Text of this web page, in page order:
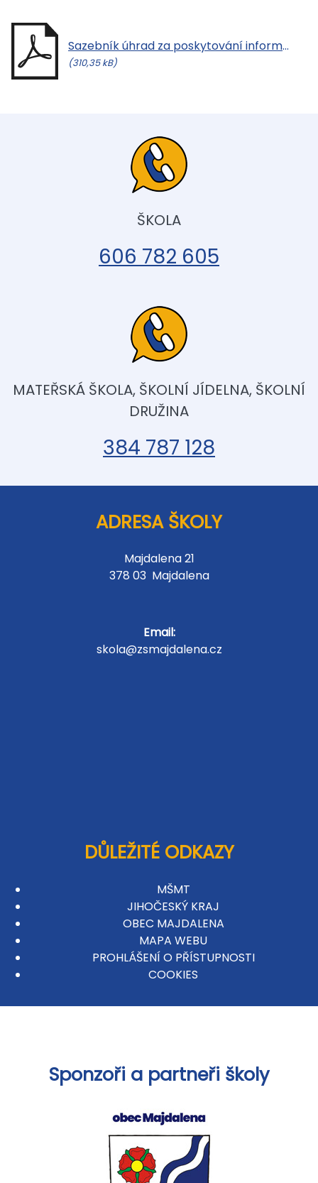
Sazebník úhrad za poskytování informací.pdf
(310,35 kB)
ŠKOLA
606 782 605
MATEŘSKÁ ŠKOLA, ŠKOLNÍ JÍDELNA, ŠKOLNÍ
DRUŽINA
384 787 128
ADRESA ŠKOLY
Majdalena 21
378 03 Majdalena
Email:
skola@zsmajdalena.cz
DŮLEŽITÉ ODKAZY
MŠMT
JIHOČESKÝ KRAJ
OBEC MAJDALENA
MAPA WEBU
PROHLÁŠENÍ O PŘÍSTUPNOSTI
COOKIES
Sponzoři a partneři školy